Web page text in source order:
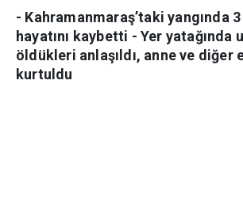
- Kahramanmaraş’taki yangında
hayatını kaybetti - Yer yatağında
öldükleri anlaşıldı, anne ve diğer
kurtuldu